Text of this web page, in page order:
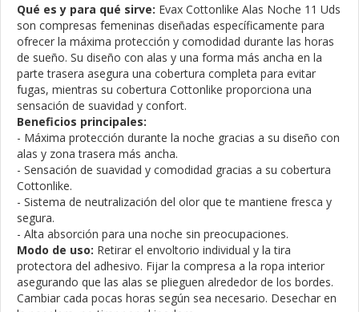
Qué es y para qué sirve: Evax Cottonlike Alas Noche 11 Uds
son compresas femeninas diseñadas específicamente para
ofrecer la máxima protección y comodidad durante las horas
de sueño. Su diseño con alas y una forma más ancha en la
parte trasera asegura una cobertura completa para evitar
fugas, mientras su cobertura Cottonlike proporciona una
sensación de suavidad y confort.
Beneficios principales:
- Máxima protección durante la noche gracias a su diseño con
alas y zona trasera más ancha.
- Sensación de suavidad y comodidad gracias a su cobertura
Cottonlike.
- Sistema de neutralización del olor que te mantiene fresca y
segura.
- Alta absorción para una noche sin preocupaciones.
Modo de uso: Retirar el envoltorio individual y la tira
protectora del adhesivo. Fijar la compresa a la ropa interior
asegurando que las alas se plieguen alrededor de los bordes.
Cambiar cada pocas horas según sea necesario. Desechar en